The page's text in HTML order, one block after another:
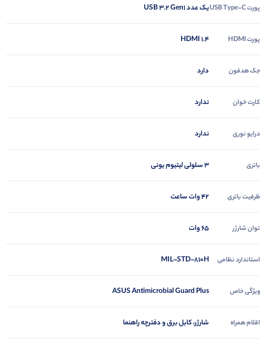
پورت USB Type-C یک عدد USB 3.2 Gen1
پورت HDMI HDMI 1.4
جک هدفون دارد
کارت خوان ندارد
درایو نوری ندارد
باتری 3 سلولی لیتیوم یونی
ظرفیت باتری 42 وات ساعت
توان شارژر 65 وات
استاندارد نظامی MIL-STD-810H
ویژگی خاص ASUS Antimicrobial Guard Plus
اقلام همراه شارژر، کابل برق و دفترچه راهنما